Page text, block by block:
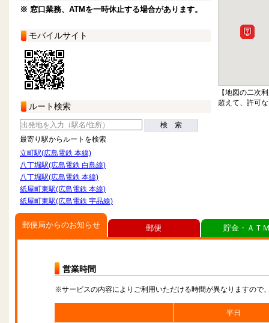
※ 窓口業務、ATMを一時休止する場合があります。
モバイルサイト
ルート検索
検 索
最寄り駅からルートを検索
立町駅(広島電鉄 本線)
八丁堀駅(広島電鉄 白島線)
八丁堀駅(広島電鉄 本線)
紙屋町東駅(広島電鉄 本線)
紙屋町東駅(広島電鉄 宇品線)
【地図の二次
超えて、許可
郵便局からのお知らせ
営業時間
※サービスの内容によりご利用いただける時間が異なりますので
平日
郵便 貯金・ＡＴ